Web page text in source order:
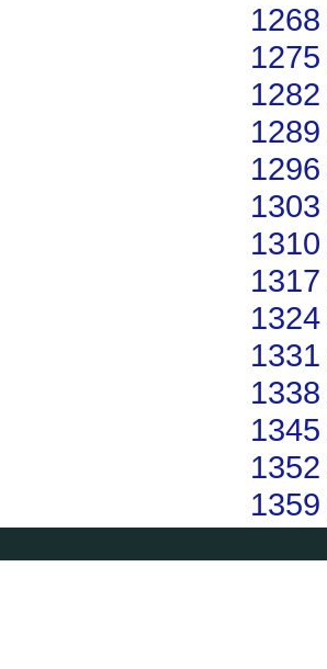
1268
1275
1282
1289
1296
1303
1310
1317
1324
1331
1338
1345
1352
1359